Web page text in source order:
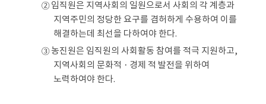
② 임직원은 지역사회의 일원으로서 사회의 각 계층과
지역주민의 정당한 요구를 겸허하게 수용하여 이를
해결하는데 최선을 다하여야 한다.
③ 농진원은 임직원의 사회활동 참여를 적극 지원하고,
지역사회의 문화적ㆍ경제 적 발전을 위하여
노력하여야 한다.